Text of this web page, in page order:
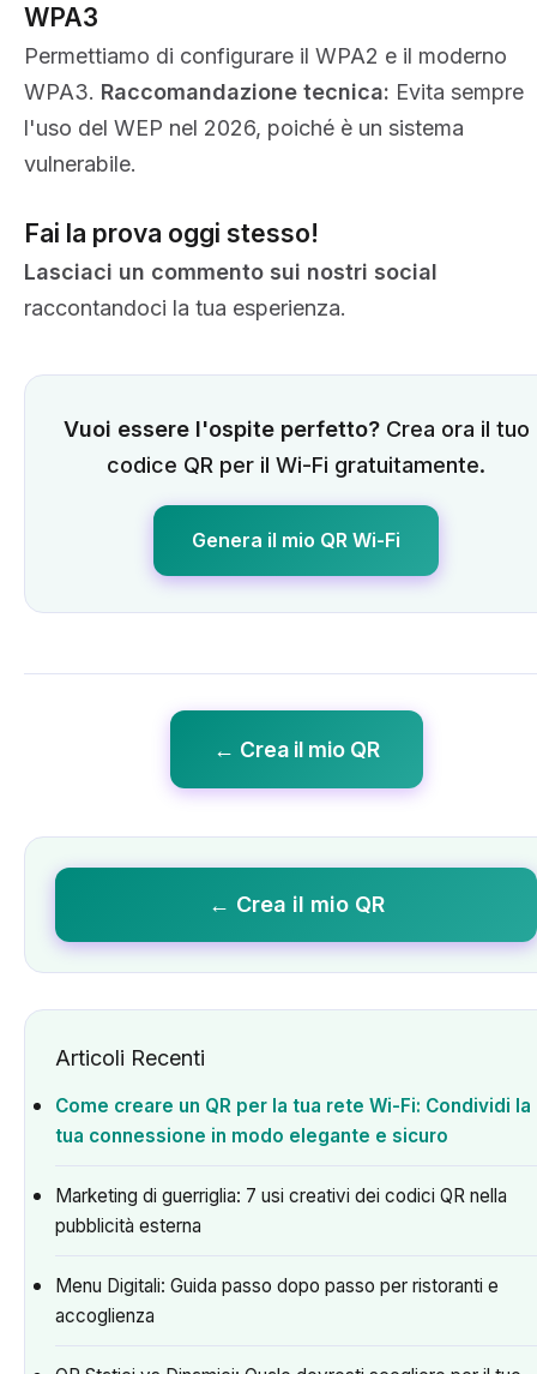
WPA3
Permettiamo di configurare il WPA2 e il moderno
WPA3. Raccomandazione tecnica: Evita sempre
l'uso del WEP nel 2026, poiché è un sistema
vulnerabile.
Fai la prova oggi stesso!
Lasciaci un commento sui nostri social
raccontandoci la tua esperienza.
Vuoi essere l'ospite perfetto?Crea ora il tuo
codice QR per il Wi-Fi gratuitamente.
Genera il mio QR Wi-Fi
← Crea il mio QR
← Crea il mio QR
Articoli Recenti
Come creare un QR per la tua rete Wi-Fi: Condividi la
tua connessione in modo elegante e sicuro
Marketing di guerriglia: 7 usi creativi dei codici QR nella
pubblicità esterna
Menu Digitali: Guida passo dopo passo per ristoranti e
accoglienza